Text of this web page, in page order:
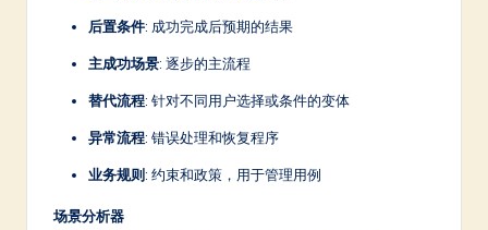
后置条件: 成功完成后预期的结果
主成功场景: 逐步的主流程
替代流程: 针对不同用户选择或条件的变体
异常流程: 错误处理和恢复程序
业务规则: 约束和政策，用于管理用例
场景分析器